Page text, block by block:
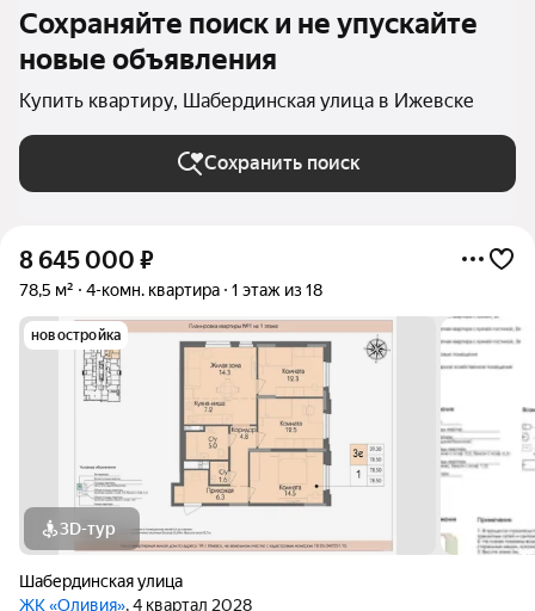
Сохраняйте поиск и не упускайте
новые объявления
Купить квартиру, Шабердинская улица в Ижевске
Сохранить поиск
8 645 000 ₽
78,5 м² 4-комн. квартира 1 этаж из 18
новостройка
3D-тур
Шабердинская улица
ЖК «Оливия», 4 квартал 2028